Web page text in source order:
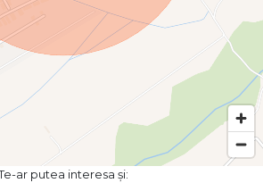
ar putea interesa și: